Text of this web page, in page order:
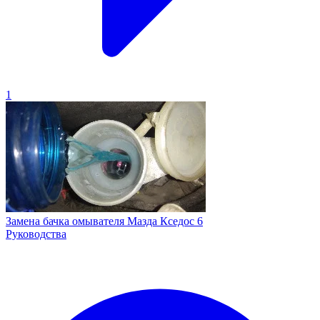
1
Замена бачка омывателя Мазда Кседос 6
Руководства